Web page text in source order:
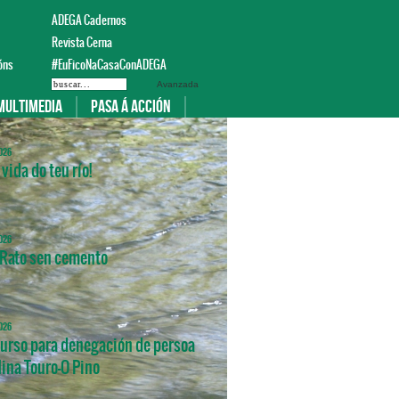
ADEGA Cadernos
Revista Cerna
#EuFicoNaCasaConADEGA
Avanzada
Pasa á acción
do teu río!
sen cemento
para denegación de persoa
Touro-O Pino